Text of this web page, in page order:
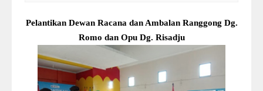
Pelantikan Dewan Racana dan Ambalan Ranggong Dg.
Romo dan Opu Dg. Risadju